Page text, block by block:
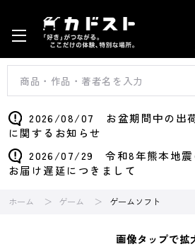
2026/08/07 お盆期間中の出
に関するお知らせ
2026/07/29 令和8年熊本地震
お届け遅延につきまして
ホーム ゲーム ゲームソフト
画像タップで拡